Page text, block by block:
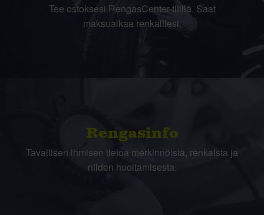
Tee ostoksesi RengasCenter-tilillä. Saat
maksuaikaa renkaillesi.
Rengasinfo
Tavallisen ihmisen tietoa merkinnöistä, renkaista ja
niiden huoltamisesta.